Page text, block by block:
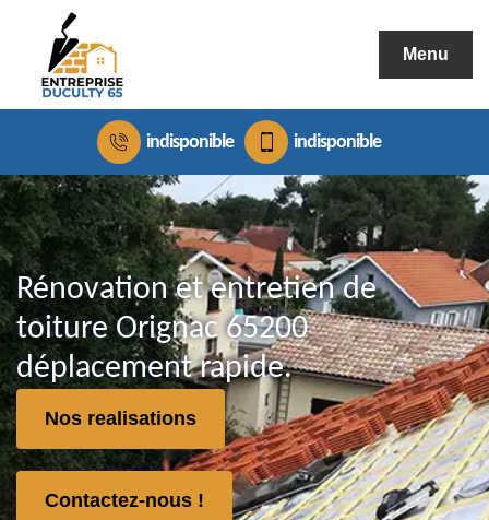
Menu
indisponible indisponible
Rénovation et entretien de
toiture Orignac 65200
déplacement rapide.
Nos realisations
Contactez-nous !